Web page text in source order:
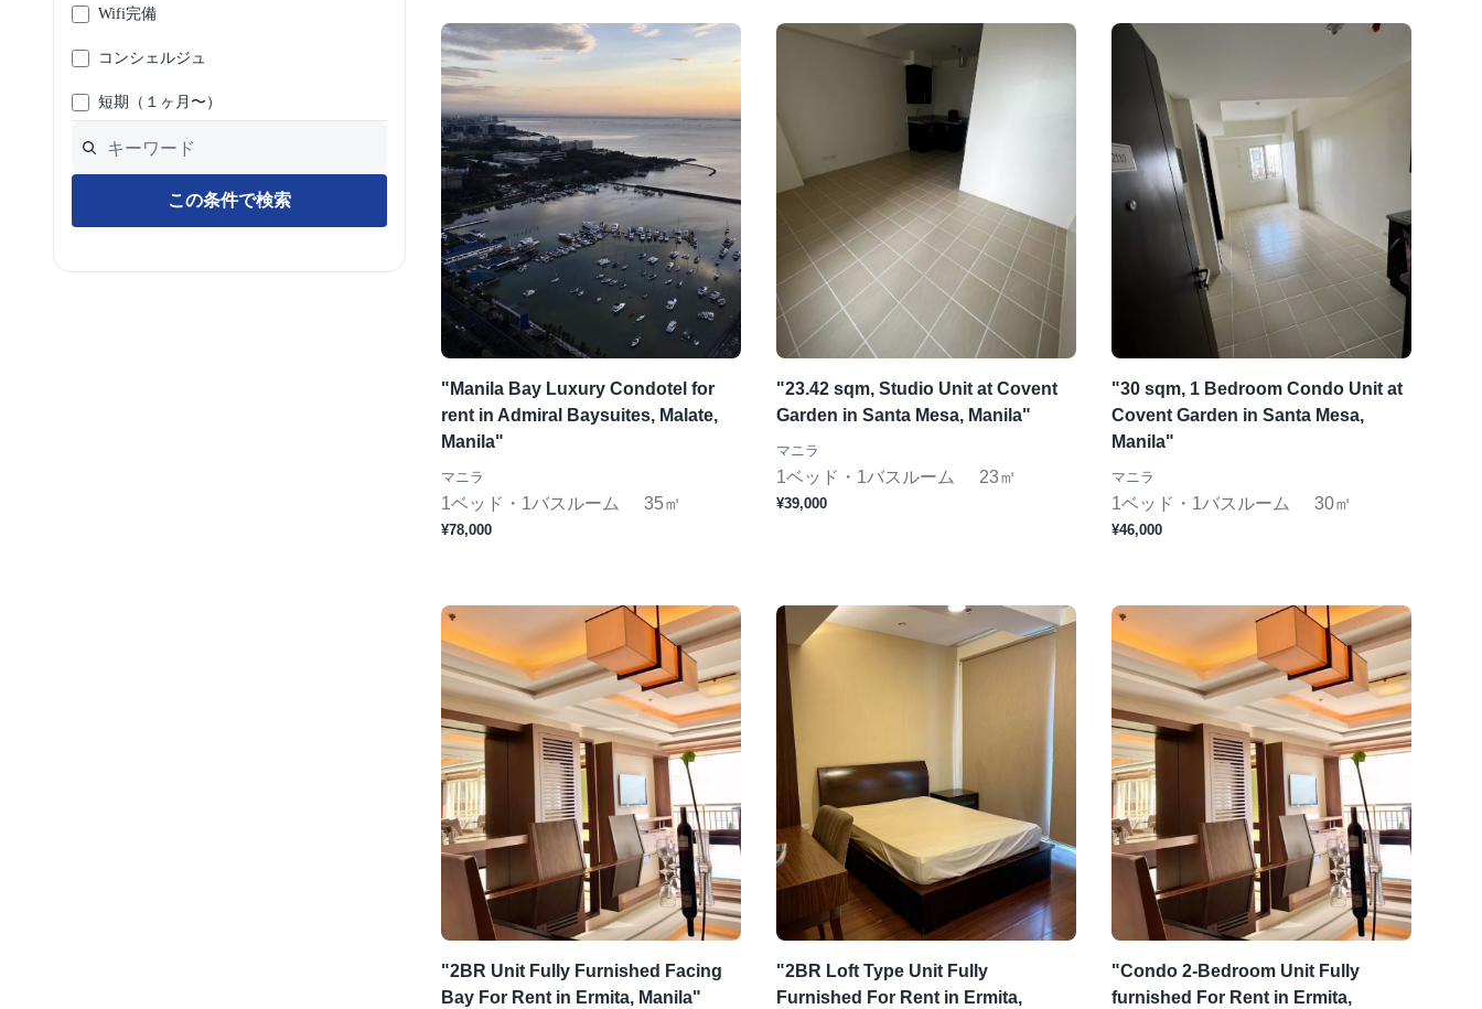
Wifi完備
コンシェルジュ
短期（１ヶ月〜）
この条件で検索
"Manila Bay Luxury Condotel for
rent in Admiral Baysuites, Malate,
Manila"
マニラ
1ベッド・1バスルーム 35㎡
¥78,000
"23.42 sqm, Studio Unit at Covent
Garden in Santa Mesa, Manila"
マニラ
1ベッド・1バスルーム 23㎡
¥39,000
"30 sqm, 1 Bedroom Condo Unit at
Covent Garden in Santa Mesa,
Manila"
マニラ
1ベッド・1バスルーム 30㎡
¥46,000
"2BR Unit Fully Furnished Facing
Bay For Rent in Ermita, Manila"
"2BR Loft Type Unit Fully
Furnished For Rent in Ermita,
"Condo 2-Bedroom Unit Fully
furnished For Rent in Ermita,